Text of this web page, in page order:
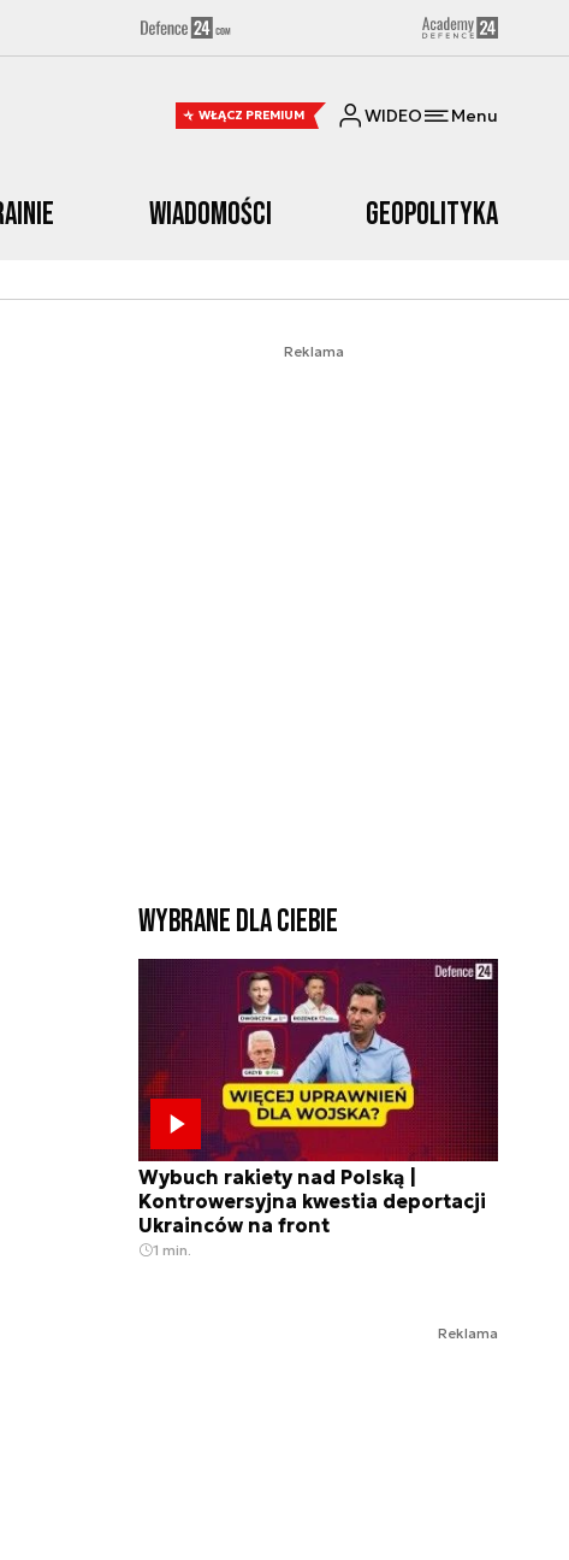
WŁĄCZ PREMIUM WIDEO Menu
Wiadomości Geopolityka
Reklama
Wybrane dla Ciebie
Wybuch rakiety nad Polską |
Kontrowersyjna kwestia deportacji
Ukrainców na front
1 min.
Reklama